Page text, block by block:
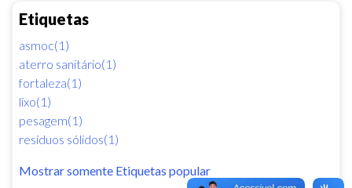
Etiquetas
asmoc(1)
aterro sanitário(1)
fortaleza(1)
lixo(1)
pesagem(1)
resíduos sólidos(1)
Mostrar somente Etiquetas popular